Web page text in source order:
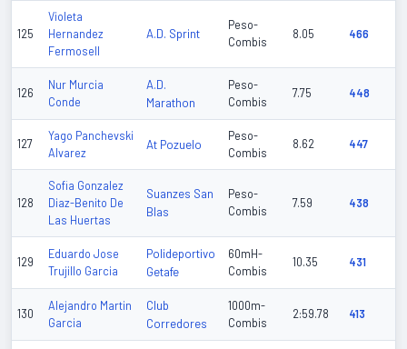
125
Violeta
Hernandez
Fermosell
A.D. Sprint
Peso-
Combis
8.05 466
126
Nur Murcia
Conde
A.D.
Marathon
Peso-
Combis
7.75 448
127
Yago Panchevski
Alvarez
At Pozuelo
Peso-
Combis
8.62 447
128
Sofia Gonzalez
Diaz-Benito De
Las Huertas
Suanzes San
Blas
Peso-
Combis
7.59 438
129
Eduardo Jose
Trujillo Garcia
Polideportivo
Getafe
60mH-
Combis
10.35 431
130
Alejandro Martin
Garcia
Club
Corredores
1000m-
Combis
2:59.78 413